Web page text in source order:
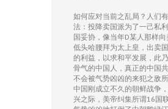
如何应对当前之乱局？人们
法：投降卖国派为了一己私
国妥协，像当年D某人那样向
低头哈腰拜为太上皇，出卖
的利益，以求和平发展，此
骨气的中国人，真正的中国
不会被气势凶凶的来犯之敌
中国刚成立不久的朝鲜战争
兴之际，美帝纠集所谓16国